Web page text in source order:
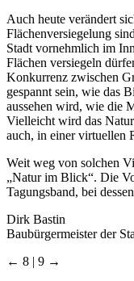
Auch heute verändert
Flächenversiegelung
Stadt vornehmlich im
Flächen versiegeln
Konkurrenz zwischen
gespannt sein, wie das
aussehen wird, wie die
Vielleicht wird das
auch, in einer virtuellen
Weit weg von solchen
„Natur im Blick“. Die
Tagungsband, bei
Dirk Bastin
Baubürgermeister der
← 8 | 9 →